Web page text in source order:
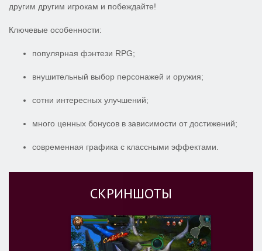
другим другим игрокам и побеждайте!
Ключевые особенности:
популярная фэнтези RPG;
внушительный выбор персонажей и оружия;
сотни интересных улучшений;
много ценных бонусов в зависимости от достижений;
современная графика с классными эффектами.
СКРИНШОТЫ